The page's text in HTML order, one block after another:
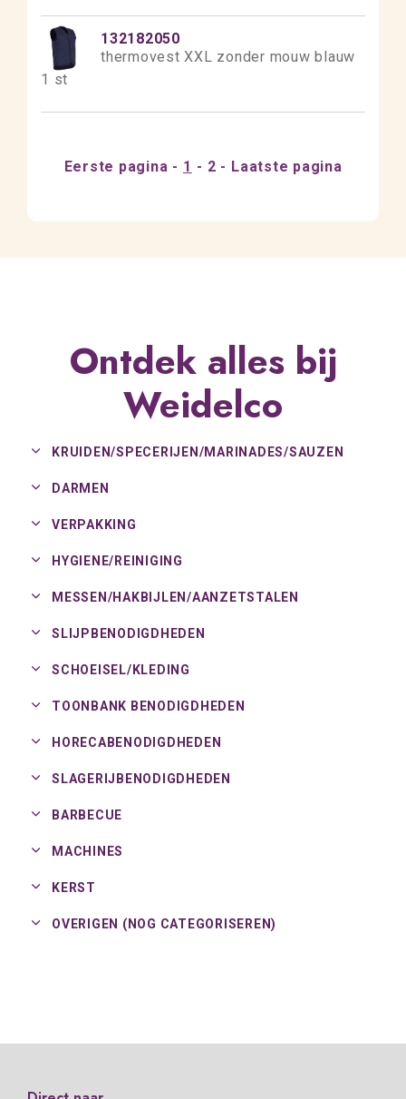
132182050
thermovest XXL zonder mouw blauw
1 st
Eerste pagina 1 2 Laatste pagina
Ontdek alles bij
Weidelco
KRUIDEN/SPECERIJEN/MARINADES/SAUZEN
DARMEN
VERPAKKING
HYGIENE/ REINIGING
MESSEN/HAKBIJLEN/AANZETSTALEN
SLIJPBENODIGDHEDEN
SCHOEISEL/ KLEDING
TOONBANK BENODIGDHEDEN
HORECABENODIGDHEDEN
SLAGERIJBENODIGDHEDEN
BARBECUE
MACHINES
KERST
OVERIGEN (NOG CATEGORISEREN)